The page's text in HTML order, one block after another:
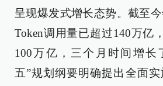
呈现爆发式增长态势。截至
Token调用量已超过140万亿
100万亿，三个月时间增长
五”规划纲要明确提出全面